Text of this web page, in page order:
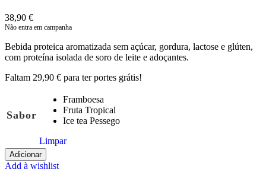
38,90 €
Bebida proteica aromatizada sem açúcar, gordura, lactose e glúten,
com proteína isolada de soro de leite e adoçantes.
Faltam 29,90 € para ter portes grátis!
Sabor
Framboesa
Fruta Tropical
Ice tea Pessego
Limpar
Quantidade
de
Adicionar
Add à wishlist